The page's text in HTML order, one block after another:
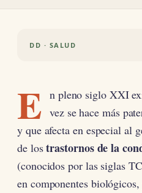
DD · SALUD
E n pleno siglo XXI
vez se hace más
y que afecta en especial al
de lostrastornos de la
(conocidos por las siglas
en componentes